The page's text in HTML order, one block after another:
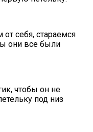
себя, стараемся
они все были
чтобы он не
под низ